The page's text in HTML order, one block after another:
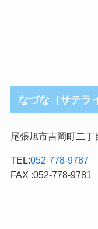
なづな（サテラ
尾張旭市吉岡町二丁
TEL:052-778-9787
FAX :052-778-9781